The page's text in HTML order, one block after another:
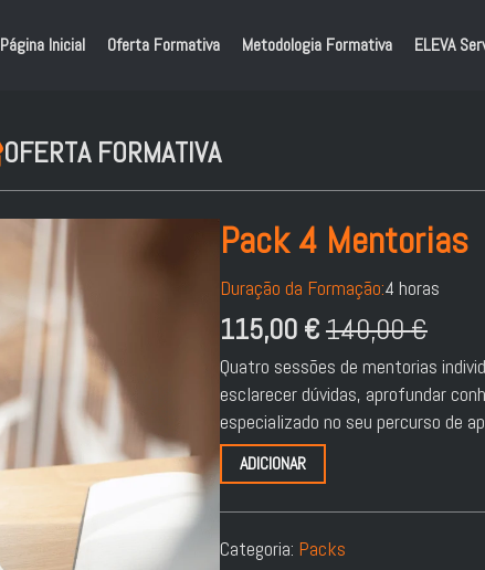
Página Inicial Oferta Formativa Metodologia Formativa ELEVA
OFERTA FORMATIVA
Pack 4 Mentorias
Duração da Formação:4 horas
140,00€
O
preço
original
era:
140,00 €.
115,00 €
O
preço
atual
é:
115,00 €.
Quatro sessões de mentorias
esclarecer dúvidas, aprofundar
especializado no seu percurso de
ADICIONAR
Categoria: Packs